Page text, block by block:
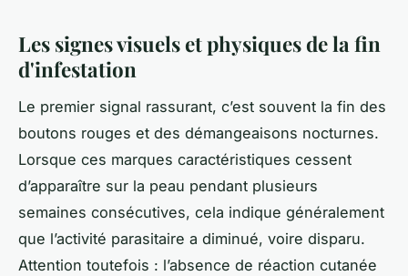
Les signes visuels et physiques de la fin
d'infestation
Le premier signal rassurant, c’est souvent la fin des
boutons rouges et des démangeaisons nocturnes.
Lorsque ces marques caractéristiques cessent
d’apparaître sur la peau pendant plusieurs
semaines consécutives, cela indique généralement
que l’activité parasitaire a diminué, voire disparu.
Attention toutefois : l’absence de réaction cutanée